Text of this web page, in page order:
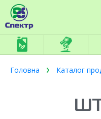
Головна Каталог